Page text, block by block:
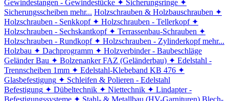
Gewindestangen - Gewindestücke ✦ Sicherungsringe ✦
Sicherungsscheiben mehr... Holzschrauben & Holzbauschrauben ✦
Holzschrauben - Senkkopf ✦ Holzschrauben - Tellerkopf ✦
Holzschrauben - Sechskantkopf ✦ Terrassenbau-Schrauben ✦
Holzschrauben - Rundkopf ✦ Holzschrauben - Zylinderkopf mehr...
Holzbau ✦ Dachprogramm ✦ Holzverbinder - Baubeschläge
Geländer Bau ✦ Bolzenanker FAZ (Geländerbau) ✦ Edelstahl -
Trennscheiben 1mm ✦ Edelstahl-Klebeband KB 476 ✦
Glasbefestigung ✦ Schleifen & Polieren - Edelstahl
Befestigung ✦ Dübeltechnik ✦ Niettechnik ✦ Lindapter -
Befestigungssysteme ✦ Stahl- & Metallbau (HV-Garnituren) Blech-